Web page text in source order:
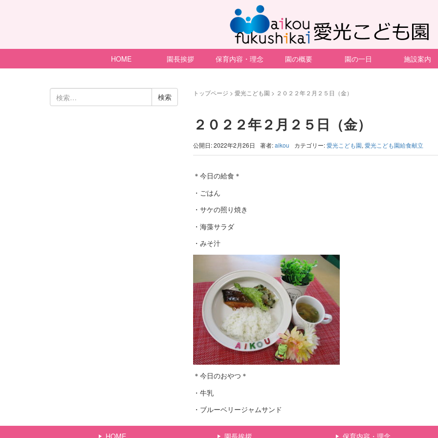
HOME 園長挨拶 保育内容・理念 園の概要 園の一日 施設案内
トップページ > 愛光こども園 > ２０２２年２月２５日（金）
２０２２年２月２５日（金）
公開日: 2022年2月26日 著者:aikou カテゴリー:愛光こども園, 愛光こども園給食献立
＊今日の給食＊
・ごはん
・サケの照り焼き
・海藻サラダ
・みそ汁
＊今日のおやつ＊
・牛乳
・ブルーベリージャムサンド
検
索:
HOME 園長挨拶 保育内容・理念